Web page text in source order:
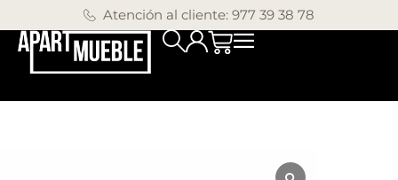
Atención al cliente: 977 39 38 78